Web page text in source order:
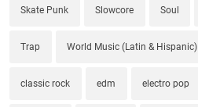
Skate Punk Slowcore Soul
Trap World Music (Latin & Hispanic)
classic rock edm electro pop